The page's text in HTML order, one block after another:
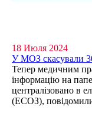
18 Июля 2024
У МОЗ скасували
Тепер медичним
інформацію на
централізовано в
(ЕСОЗ),